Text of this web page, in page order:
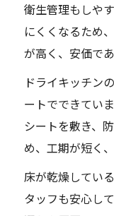
衛生管理もしや
にくくなるため
が高く、安価で
ドライキッチン
ートでできてい
シートを敷き、
め、工期が短く
床が乾燥してい
タッフも安心し